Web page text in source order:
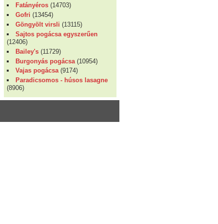
Fatányéros (14703)
Gofri (13454)
Göngyölt virsli (13115)
Sajtos pogácsa egyszerűen
(12406)
Bailey's (11729)
Burgonyás pogácsa (10954)
Vajas pogácsa(9174)
Paradicsomos - húsos lasagne
(8906)